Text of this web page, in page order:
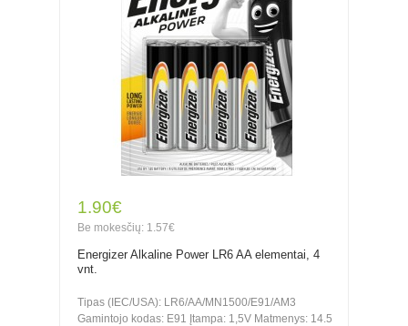
1.90€
Be mokesčių: 1.57€
Energizer Alkaline Power LR6 AA elementai, 4
vnt.
Tipas (IEC/USA): LR6/AA/MN1500/E91/AM3
Gamintojo kodas: E91 Įtampa: 1,5V Matmenys: 14.5